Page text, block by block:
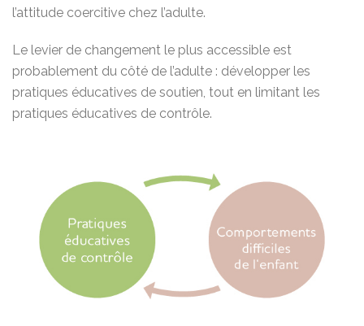
l’attitude coercitive chez l’adulte.
Le levier de changement le plus accessible est
probablement du côté de l’adulte : développer les
pratiques éducatives de soutien, tout en limitant les
pratiques éducatives de contrôle.